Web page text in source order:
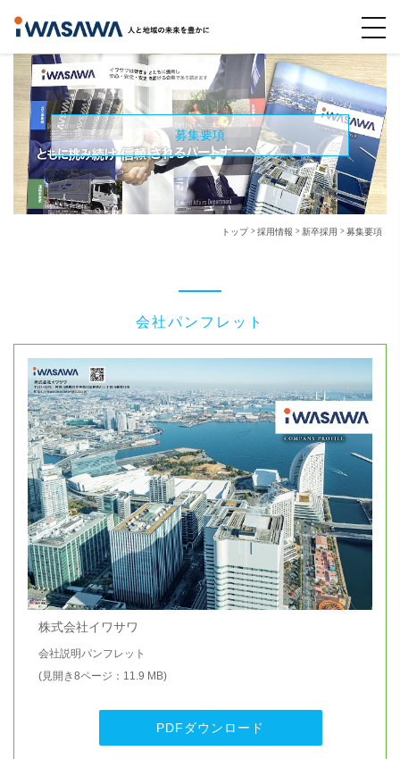
募集要項
トップ 採用情報 新卒採用 募集要項
会社パンフレット
株式会社イワサワ
会社説明パンフレット
(見開き8ページ：11.9 MB)
PDFダウンロード